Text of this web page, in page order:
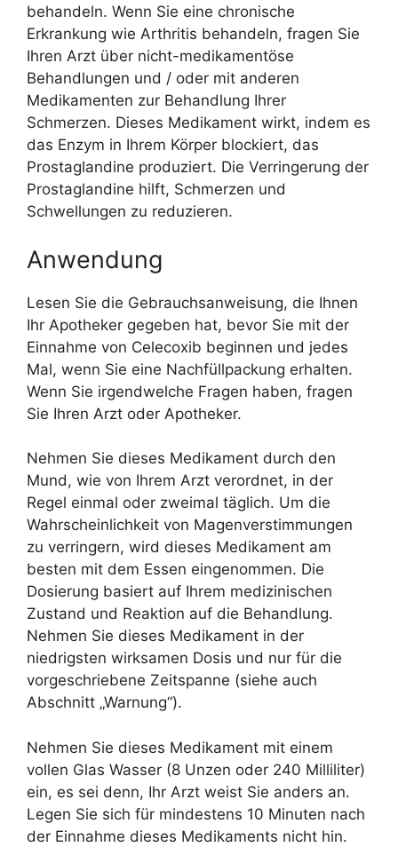
behandeln. Wenn Sie eine chronische
Erkrankung wie Arthritis behandeln, fragen Sie
Ihren Arzt über nicht-medikamentöse
Behandlungen und / oder mit anderen
Medikamenten zur Behandlung Ihrer
Schmerzen. Dieses Medikament wirkt, indem es
das Enzym in Ihrem Körper blockiert, das
Prostaglandine produziert. Die Verringerung der
Prostaglandine hilft, Schmerzen und
Schwellungen zu reduzieren.
Anwendung
Lesen Sie die Gebrauchsanweisung, die Ihnen
Ihr Apotheker gegeben hat, bevor Sie mit der
Einnahme von Celecoxib beginnen und jedes
Mal, wenn Sie eine Nachfüllpackung erhalten.
Wenn Sie irgendwelche Fragen haben, fragen
Sie Ihren Arzt oder Apotheker.
Nehmen Sie dieses Medikament durch den
Mund, wie von Ihrem Arzt verordnet, in der
Regel einmal oder zweimal täglich. Um die
Wahrscheinlichkeit von Magenverstimmungen
zu verringern, wird dieses Medikament am
besten mit dem Essen eingenommen. Die
Dosierung basiert auf Ihrem medizinischen
Zustand und Reaktion auf die Behandlung.
Nehmen Sie dieses Medikament in der
niedrigsten wirksamen Dosis und nur für die
vorgeschriebene Zeitspanne (siehe auch
Abschnitt „Warnung“).
Nehmen Sie dieses Medikament mit einem
vollen Glas Wasser (8 Unzen oder 240 Milliliter)
ein, es sei denn, Ihr Arzt weist Sie anders an.
Legen Sie sich für mindestens 10 Minuten nach
der Einnahme dieses Medikaments nicht hin.